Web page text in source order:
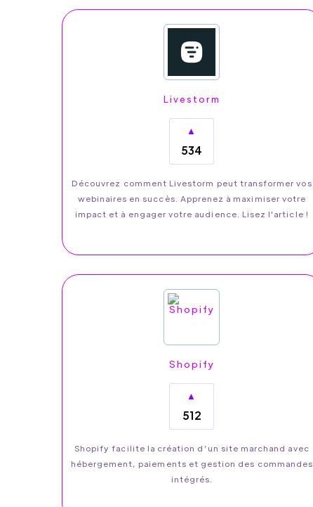
Livestorm
▲
534
Découvrez comment Livestorm peut transformer vos
webinaires en succès. Apprenez à maximiser votre
impact et à engager votre audience. Lisez l'article !
Shopify
▲
512
Shopify facilite la création d’un site marchand avec
hébergement, paiements et gestion des commandes
intégrés.